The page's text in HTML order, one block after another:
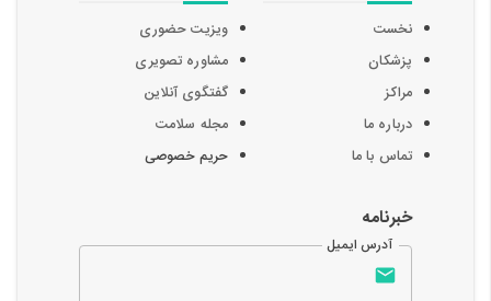
نخست
پزشکان
مراکز
درباره ما
تماس با ما
ویزیت حضوری
مشاوره تصویری
گفتگوی آنلاین
مجله سلامت
حریم خصوصی
خبرنامه
آدرس ایمیل